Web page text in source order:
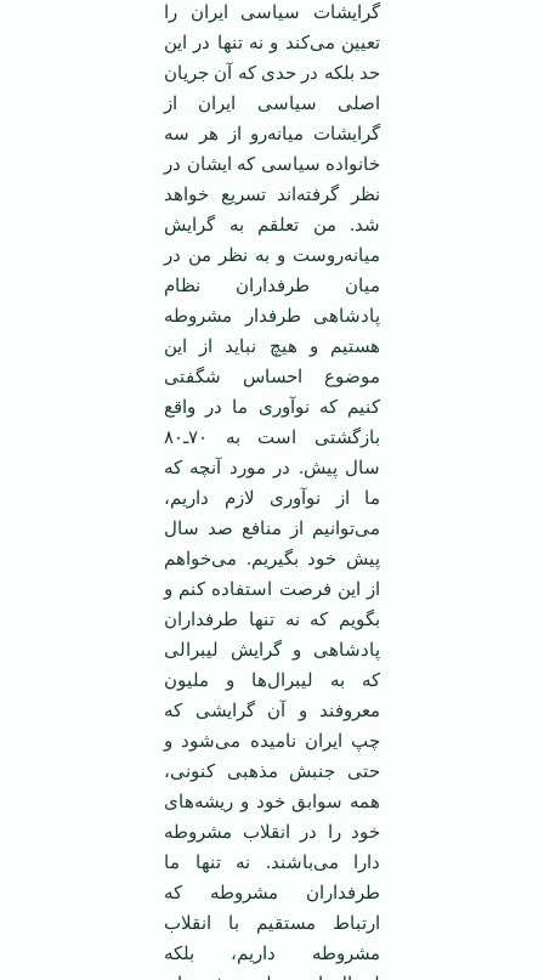
گرایشات سیاسی ایران را
تعیین می‌کند و نه تنها در این
حد بلکه در حدی که آن جریان
اصلی سیاسی ایران از
گرایشات میانه‌رو از هر سه
خانواده سیاسی که ایشان در
نظر گرفته‌اند تسریع خواهد
شد. من تعلقم به گرایش
میانه‌روست و به نظر من در
میان طرفداران نظام
پادشاهی طرفدار مشروطه
هستیم و هیچ نباید از این
موضوع احساس شگفتی
کنیم که نوآوری ما در واقع
بازگشتی است به ۷۰ـ۸۰
سال پیش. در مورد آنچه که
ما از نوآوری لازم داریم،
می‌توانیم از منافع صد سال
پیش خود بگیریم. می‌خواهم
از این فرصت استفاده کنم و
بگویم که نه تنها طرفداران
پادشاهی و گرایش لیبرالی
که به لیبرال‌ها و ملیون
معروفند و آن گرایشی که
چپ ایران نامیده می‌شود و
حتی جنبش مذهبی کنونی،
همه سوابق خود و ریشه‌های
خود را در انقلاب مشروطه
دارا می‌باشند. نه تنها ما
طرفداران مشروطه که
ارتباط مستقیم با انقلاب
مشروطه داریم، بلکه